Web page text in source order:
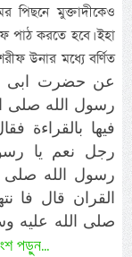
পিছনে মুক্তাদীকেও
পাঠ করতে হবে। ইহা
উনার মধ্যে বর্ণিত
رسول الله صلى
فيها بالقراءة
رجل نعم يا
رسول الله صلى
القران قال فا
صلى الله عليه
পড়ুন...